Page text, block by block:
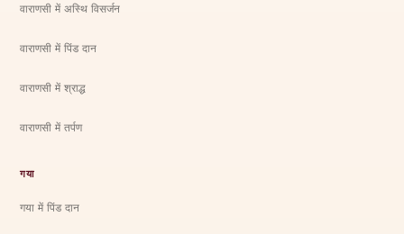
वाराणसी में अस्थि विसर्जन
वाराणसी में पिंड दान
वाराणसी में श्राद्ध
वाराणसी में तर्पण
गया
गया में पिंड दान